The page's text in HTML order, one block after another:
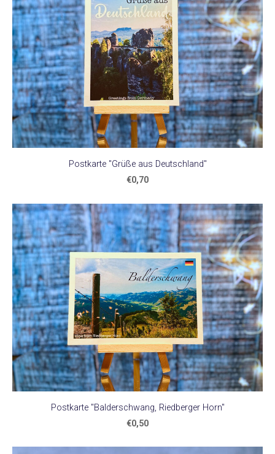
Postkarte "Grüße aus Deutschland"
€0,70
Postkarte "Balderschwang, Riedberger Horn"
€0,50